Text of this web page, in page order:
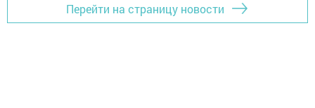
Перейти на страницу новости